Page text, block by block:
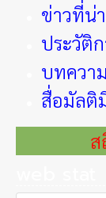
ข่าวที่น่
ประวัติ
บทควา
สื่อมัลติ
ส